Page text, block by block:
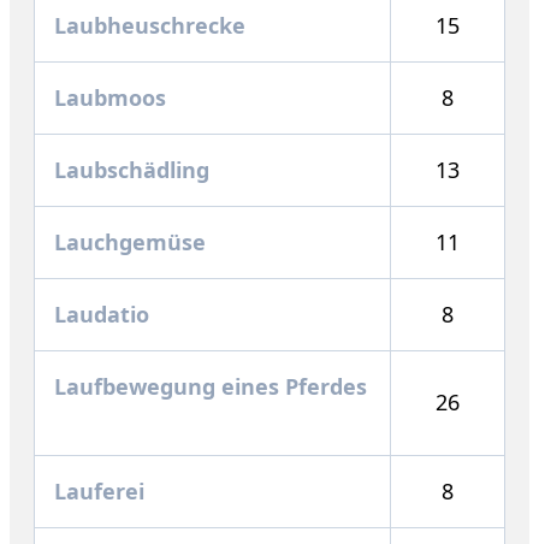
Laubheuschrecke 15
Laubmoos 8
Laubschädling 13
Lauchgemüse 11
Laudatio 8
Laufbewegung eines Pferdes
26
Lauferei 8